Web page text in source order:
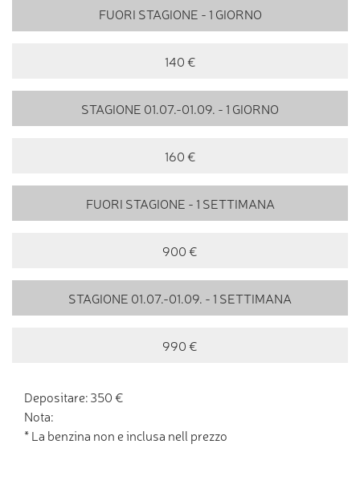
FUORI STAGIONE - 1 GIORNO
140 €
STAGIONE 01.07.-01.09. - 1 GIORNO
160 €
FUORI STAGIONE - 1 SETTIMANA
900 €
STAGIONE 01.07.-01.09. - 1 SETTIMANA
990 €
Depositare: 350 €
Nota:
* La benzina non e inclusa nell prezzo